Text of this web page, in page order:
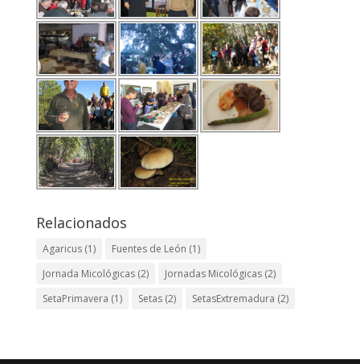
Relacionados
Agaricus(1) Fuentes de León (1)
Jornada Micológicas(2) Jornadas Micológicas(2)
SetaPrimavera (1) Setas(2) SetasExtremadura (2)